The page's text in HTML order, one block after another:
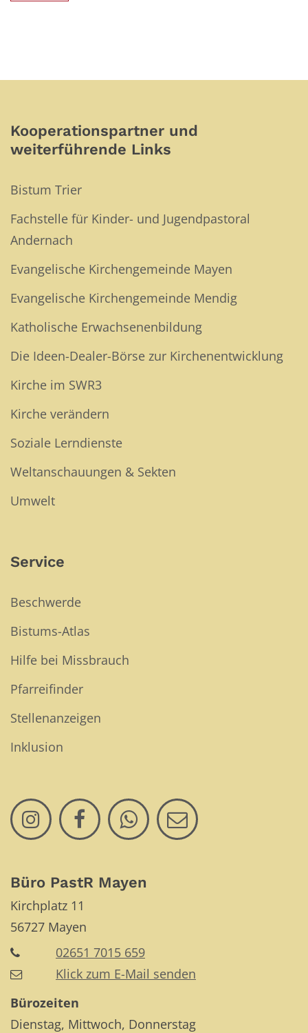
Kooperationspartner und
weiterführende Links
Bistum Trier
Fachstelle für Kinder- und Jugendpastoral
Andernach
Evangelische Kirchengemeinde Mayen
Evangelische Kirchengemeinde Mendig
Katholische Erwachsenenbildung
Die Ideen-Dealer-Börse zur Kirchenentwicklung
Kirche im SWR3
Kirche verändern
Soziale Lerndienste
Weltanschauungen & Sekten
Umwelt
Service
Beschwerde
Bistums-Atlas
Hilfe bei Missbrauch
Pfarreifinder
Stellenanzeigen
Inklusion
Büro PastR Mayen
Kirchplatz 11
56727 Mayen
02651 7015 659
Klick zum E-Mail senden
Bürozeiten
Dienstag, Mittwoch, Donnerstag